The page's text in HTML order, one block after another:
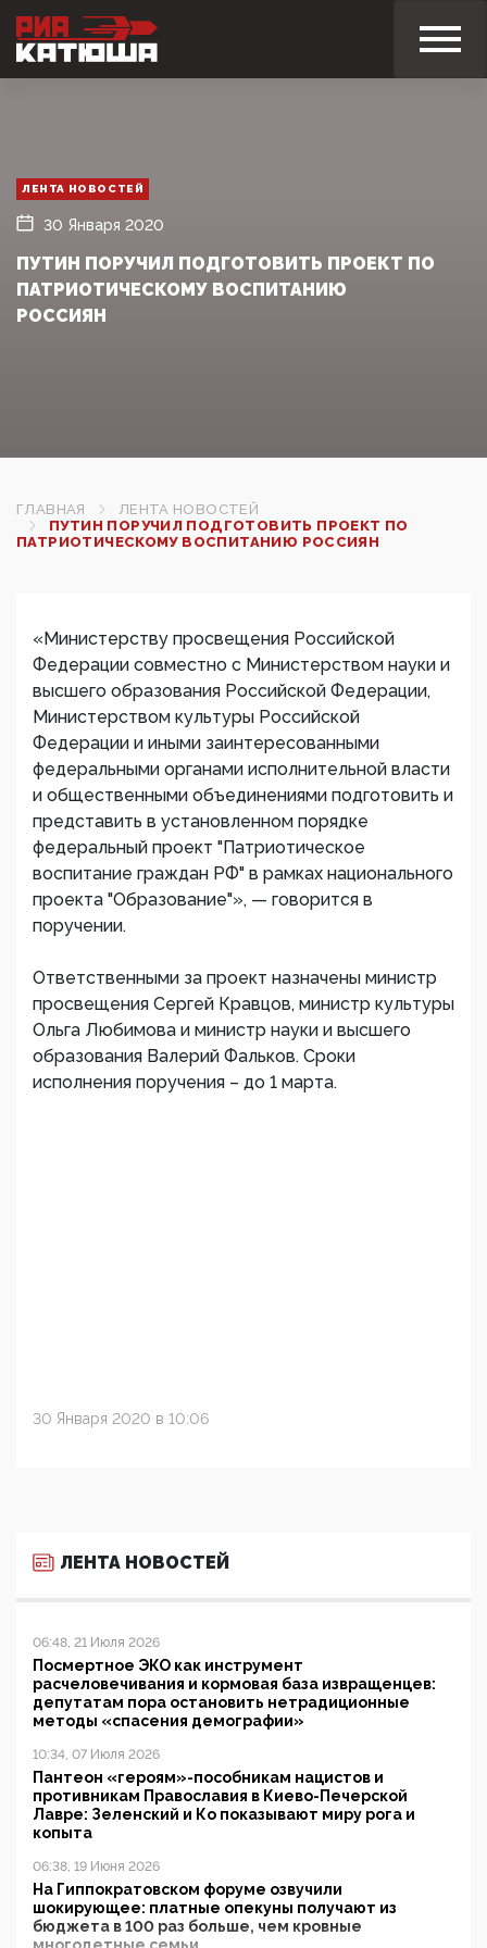
ЛЕНТА НОВОСТЕЙ
30 Января 2020
ПУТИН ПОРУЧИЛ ПОДГОТОВИТЬ ПРОЕКТ ПО
ПАТРИОТИЧЕСКОМУ ВОСПИТАНИЮ
РОССИЯН
ГЛАВНАЯ
ЛЕНТА НОВОСТЕЙ
ПУТИН ПОРУЧИЛ ПОДГОТОВИТЬ ПРОЕКТ ПО
ПАТРИОТИЧЕСКОМУ ВОСПИТАНИЮ РОССИЯН
«Министерству просвещения Российской
Федерации совместно с Министерством науки и
высшего образования Российской Федерации,
Министерством культуры Российской
Федерации и иными заинтересованными
федеральными органами исполнительной власти
и общественными объединениями подготовить и
представить в установленном порядке
федеральный проект "Патриотическое
воспитание граждан РФ" в рамках национального
проекта "Образование"», — говорится в
поручении.
Ответственными за проект назначены министр
просвещения Сергей Кравцов, министр культуры
Ольга Любимова и министр науки и высшего
образования Валерий Фальков. Сроки
исполнения поручения – до 1 марта.
30 Января 2020 в 10:06
ЛЕНТА НОВОСТЕЙ
06:48, 21 Июля 2026
Посмертное ЭКО как инструмент
расчеловечивания и кормовая база извращенцев:
депутатам пора остановить нетрадиционные
методы «спасения демографии»
10:34, 07 Июля 2026
Пантеон «героям»-пособникам нацистов и
противникам Православия в Киево-Печерской
Лавре: Зеленский и Ко показывают миру рога и
копыта
06:38, 19 Июня 2026
На Гиппократовском форуме озвучили
шокирующее: платные опекуны получают из
бюджета в 100 раз больше, чем кровные